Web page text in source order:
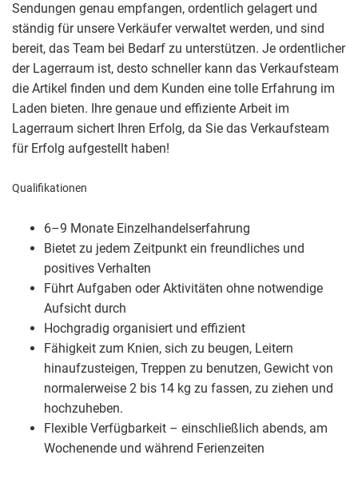
Sendungen genau empfangen, ordentlich gelagert und
ständig für unsere Verkäufer verwaltet werden, und sind
bereit, das Team bei Bedarf zu unterstützen. Je ordentlicher
der Lagerraum ist, desto schneller kann das Verkaufsteam
die Artikel finden und dem Kunden eine tolle Erfahrung im
Laden bieten. Ihre genaue und effiziente Arbeit im
Lagerraum sichert Ihren Erfolg, da Sie das Verkaufsteam
für Erfolg aufgestellt haben!
Qualifikationen
6–9 Monate Einzelhandelserfahrung
Bietet zu jedem Zeitpunkt ein freundliches und
positives Verhalten
Führt Aufgaben oder Aktivitäten ohne notwendige
Aufsicht durch
Hochgradig organisiert und effizient
Fähigkeit zum Knien, sich zu beugen, Leitern
hinaufzusteigen, Treppen zu benutzen, Gewicht von
normalerweise 2 bis 14 kg zu fassen, zu ziehen und
hochzuheben.
Flexible Verfügbarkeit – einschließlich abends, am
Wochenende und während Ferienzeiten